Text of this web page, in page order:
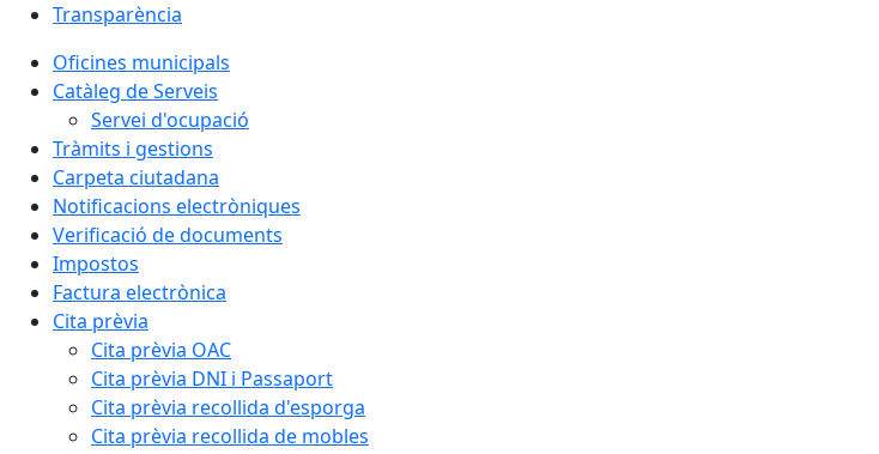
Transparència
Oficines municipals
Catàleg de Serveis
Servei d'ocupació
Tràmits i gestions
Carpeta ciutadana
Notificacions electròniques
Verificació de documents
Impostos
Factura electrònica
Cita prèvia
Cita prèvia OAC
Cita prèvia DNI i Passaport
Cita prèvia recollida d'esporga
Cita prèvia recollida de mobles